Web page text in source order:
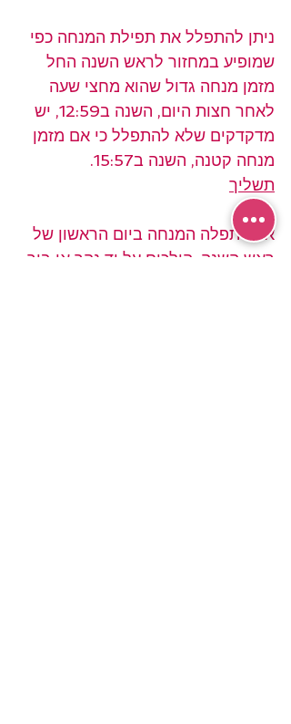
ניתן להתפלל את תפילת המנחה כפי
שמופיע במחזור לראש השנה החל
מזמן מנחה גדול שהוא מחצי שעה
לאחר חצות היום, השנה ב12:59, יש
מדקדקים שלא להתפלל כי אם מזמן
מנחה קטנה, השנה ב15:57.
תשליך
אחר תפלה המנחה ביום הראשון של
ראש השנה, הולכים על יד נהר או בור